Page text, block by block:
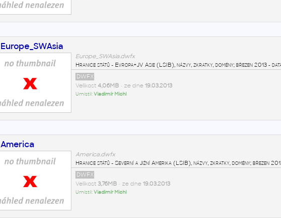
Europe_SWAsia
Europe_SWAsia.dwfx
Hranice států - Evropa+JV Asie (LSIB), názvy, zkratky, domény; březen 2013 -
DWFX
Velikost 4,06MB• ze dne 19.03.2013
Umístil:Vladimír Michl
America
America.dwfx
Hranice států - Severní a Jižní Amerika (LSIB), názvy, zkratky, domény; březen
DWFX
Velikost 3,76MB• ze dne 19.03.2013
Umístil:Vladimír Michl